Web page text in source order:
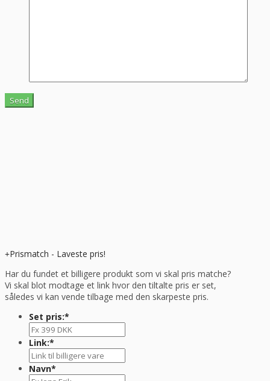
Prismatch - Laveste pris!
Har du fundet et billigere produkt som vi skal pris matche?
Vi skal blot modtage et link hvor den tiltalte pris er set,
således vi kan vende tilbage med den skarpeste pris.
Set pris:*
Link:*
Navn*